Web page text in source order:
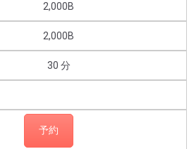
2,000B
2,000B
30 分
予約